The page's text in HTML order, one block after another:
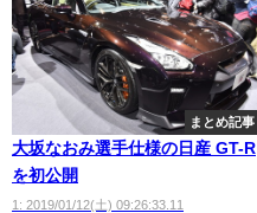
まとめ記事
大坂なおみ選手仕様の日産 GT-R
を初公開
1: 2019/01/12(土) 09:26:33.11